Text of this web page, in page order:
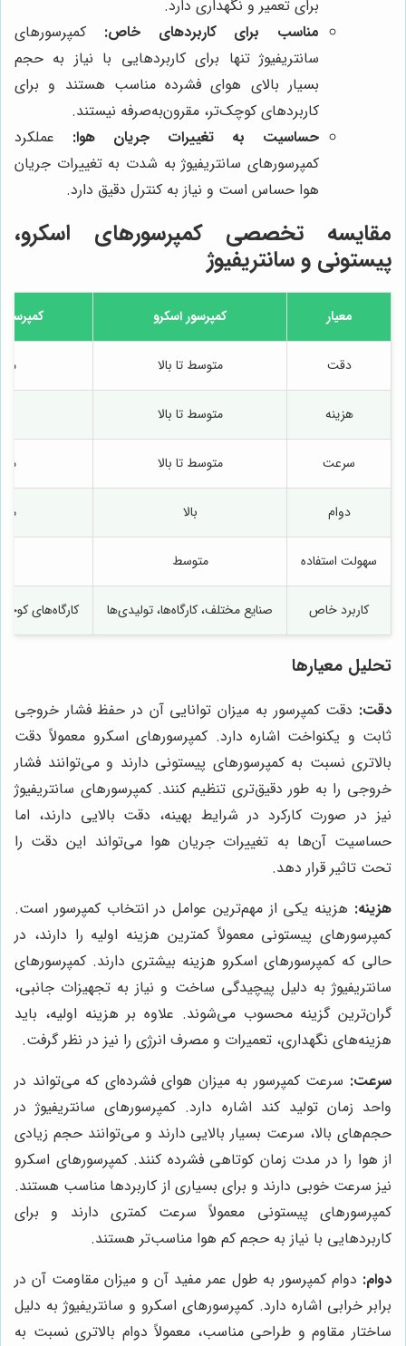
برای تعمیر و نگهداری دارد.
مناسب برای کاربردهای خاص: کمپرسورهای
سانتریفیوژ تنها برای کاربردهایی با نیاز به حجم
بسیار بالای هوای فشرده مناسب هستند و برای
کاربردهای کوچک‌تر، مقرون‌به‌صرفه نیستند.
حساسیت به تغییرات جریان هوا: عملکرد
کمپرسورهای سانتریفیوژ به شدت به تغییرات جریان
هوا حساس است و نیاز به کنترل دقیق دارد.
مقایسه تخصصی کمپرسورهای اسکرو،
پیستونی و سانتریفیوژ
معیار کمپرسور اسکرو
دقت متوسط تا بالا
هزینه متوسط تا بالا
سرعت متوسط تا بالا
دوام بالا
سهولت استفاده متوسط
کاربرد خاص صنایع مختلف، کارگاه‌ها، تولیدی‌ها کارگاه‌های
تحلیل معیارها
دقت: دقت کمپرسور به میزان توانایی آن در حفظ فشار خروجی
ثابت و یکنواخت اشاره دارد. کمپرسورهای اسکرو معمولاً دقت
بالاتری نسبت به کمپرسورهای پیستونی دارند و می‌توانند فشار
خروجی را به طور دقیق‌تری تنظیم کنند. کمپرسورهای سانتریفیوژ
نیز در صورت کارکرد در شرایط بهینه، دقت بالایی دارند، اما
حساسیت آن‌ها به تغییرات جریان هوا می‌تواند این دقت را
تحت تاثیر قرار دهد.
هزینه: هزینه یکی از مهم‌ترین عوامل در انتخاب کمپرسور است.
کمپرسورهای پیستونی معمولاً کمترین هزینه اولیه را دارند، در
حالی که کمپرسورهای اسکرو هزینه بیشتری دارند. کمپرسورهای
سانتریفیوژ به دلیل پیچیدگی ساخت و نیاز به تجهیزات جانبی،
گران‌ترین گزینه محسوب می‌شوند. علاوه بر هزینه اولیه، باید
هزینه‌های نگهداری، تعمیرات و مصرف انرژی را نیز در نظر گرفت.
سرعت: سرعت کمپرسور به میزان هوای فشرده‌ای که می‌تواند در
واحد زمان تولید کند اشاره دارد. کمپرسورهای سانتریفیوژ در
حجم‌های بالا، سرعت بسیار بالایی دارند و می‌توانند حجم زیادی
از هوا را در مدت زمان کوتاهی فشرده کنند. کمپرسورهای اسکرو
نیز سرعت خوبی دارند و برای بسیاری از کاربردها مناسب هستند.
کمپرسورهای پیستونی معمولاً سرعت کمتری دارند و برای
کاربردهایی با نیاز به حجم کم هوا مناسب‌تر هستند.
دوام: دوام کمپرسور به طول عمر مفید آن و میزان مقاومت آن در
برابر خرابی اشاره دارد. کمپرسورهای اسکرو و سانتریفیوژ به دلیل
ساختار مقاوم و طراحی مناسب، معمولاً دوام بالاتری نسبت به